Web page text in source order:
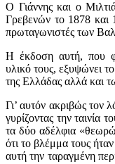
Ο Γιάννης και ο
Γρεβενών το 1878 και
πρωταγωνιστές των
Η έκδοση αυτή, που
υλικό τους, εξυψώνει
της Ελλάδας αλλά και
Γι’ αυτόν ακριβώς τον
γυρίζοντας την
τα δύο αδέλφια «θεωρώ
ότι το βλέμμα τους
αυτή την ταραγμένη